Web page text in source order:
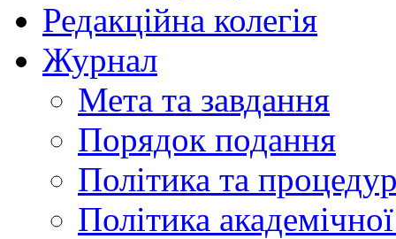
Редакційна колегія
Журнал
Мета та завдання
Порядок подання
Політика та
Політика